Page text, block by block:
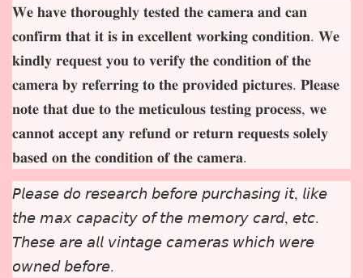
𝐖𝐞 𝐡𝐚𝐯𝐞 𝐭𝐡𝐨𝐫𝐨𝐮𝐠𝐡𝐥𝐲 𝐭𝐞𝐬𝐭𝐞𝐝 𝐭𝐡𝐞 𝐜𝐚𝐦𝐞𝐫𝐚 𝐚𝐧𝐝 𝐜𝐚𝐧
𝐜𝐨𝐧𝐟𝐢𝐫𝐦 𝐭𝐡𝐚𝐭 𝐢𝐭 𝐢𝐬 𝐢𝐧 𝐞𝐱𝐜𝐞𝐥𝐥𝐞𝐧𝐭 𝐰𝐨𝐫𝐤𝐢𝐧𝐠 𝐜𝐨𝐧𝐝𝐢𝐭𝐢𝐨𝐧. 𝐖𝐞
𝐤𝐢𝐧𝐝𝐥𝐲 𝐫𝐞𝐪𝐮𝐞𝐬𝐭 𝐲𝐨𝐮 𝐭𝐨 𝐯𝐞𝐫𝐢𝐟𝐲 𝐭𝐡𝐞 𝐜𝐨𝐧𝐝𝐢𝐭𝐢𝐨𝐧 𝐨𝐟 𝐭𝐡𝐞
𝐜𝐚𝐦𝐞𝐫𝐚 𝐛𝐲 𝐫𝐞𝐟𝐞𝐫𝐫𝐢𝐧𝐠 𝐭𝐨 𝐭𝐡𝐞 𝐩𝐫𝐨𝐯𝐢𝐝𝐞𝐝 𝐩𝐢𝐜𝐭𝐮𝐫𝐞𝐬. 𝐏𝐥𝐞𝐚𝐬𝐞
𝐧𝐨𝐭𝐞 𝐭𝐡𝐚𝐭 𝐝𝐮𝐞 𝐭𝐨 𝐭𝐡𝐞 𝐦𝐞𝐭𝐢𝐜𝐮𝐥𝐨𝐮𝐬 𝐭𝐞𝐬𝐭𝐢𝐧𝐠 𝐩𝐫𝐨𝐜𝐞𝐬𝐬, 𝐰𝐞
𝐜𝐚𝐧𝐧𝐨𝐭 𝐚𝐜𝐜𝐞𝐩𝐭 𝐚𝐧𝐲 𝐫𝐞𝐟𝐮𝐧𝐝 𝐨𝐫 𝐫𝐞𝐭𝐮𝐫𝐧 𝐫𝐞𝐪𝐮𝐞𝐬𝐭𝐬 𝐬𝐨𝐥𝐞𝐥𝐲
𝐛𝐚𝐬𝐞𝐝 𝐨𝐧 𝐭𝐡𝐞 𝐜𝐨𝐧𝐝𝐢𝐭𝐢𝐨𝐧 𝐨𝐟 𝐭𝐡𝐞 𝐜𝐚𝐦𝐞𝐫𝐚.
𝘗𝘭𝘦𝘢𝘴𝘦 𝘥𝘰 𝘳𝘦𝘴𝘦𝘢𝘳𝘤𝘩 𝘣𝘦𝘧𝘰𝘳𝘦 𝘱𝘶𝘳𝘤𝘩𝘢𝘴𝘪𝘯𝘨 𝘪𝘵, 𝘭𝘪𝘬𝘦
𝘵𝘩𝘦 𝘮𝘢𝘹 𝘤𝘢𝘱𝘢𝘤𝘪𝘵𝘺 𝘰𝘧 𝘵𝘩𝘦 𝘮𝘦𝘮𝘰𝘳𝘺 𝘤𝘢𝘳𝘥, 𝘦𝘵𝘤.
𝘛𝘩𝘦𝘴𝘦 𝘢𝘳𝘦 𝘢𝘭𝘭 𝘷𝘪𝘯𝘵𝘢𝘨𝘦 𝘤𝘢𝘮𝘦𝘳𝘢𝘴 𝘸𝘩𝘪𝘤𝘩 𝘸𝘦𝘳𝘦
𝘰𝘸𝘯𝘦𝘥 𝘣𝘦𝘧𝘰𝘳𝘦.